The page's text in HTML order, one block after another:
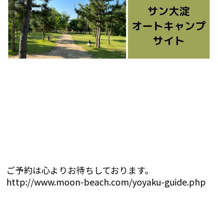
ご予約は心よりお待ちしております。
http://www.moon-beach.com/yoyaku-guide.php